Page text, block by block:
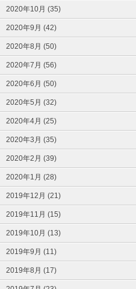
2020年10月 (35)
2020年9月 (42)
2020年8月 (50)
2020年7月 (56)
2020年6月 (50)
2020年5月 (32)
2020年4月 (25)
2020年3月 (35)
2020年2月 (39)
2020年1月 (28)
2019年12月 (21)
2019年11月 (15)
2019年10月 (13)
2019年9月 (11)
2019年8月 (17)